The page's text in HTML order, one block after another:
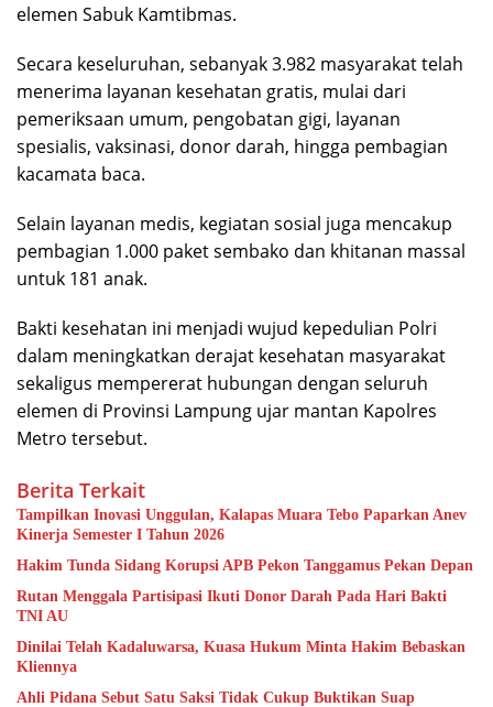
elemen Sabuk Kamtibmas.
Secara keseluruhan, sebanyak 3.982 masyarakat telah
menerima layanan kesehatan gratis, mulai dari
pemeriksaan umum, pengobatan gigi, layanan
spesialis, vaksinasi, donor darah, hingga pembagian
kacamata baca.
Selain layanan medis, kegiatan sosial juga mencakup
pembagian 1.000 paket sembako dan khitanan massal
untuk 181 anak.
Bakti kesehatan ini menjadi wujud kepedulian Polri
dalam meningkatkan derajat kesehatan masyarakat
sekaligus mempererat hubungan dengan seluruh
elemen di Provinsi Lampung ujar mantan Kapolres
Metro tersebut.
Berita Terkait
Tampilkan Inovasi Unggulan, Kalapas Muara Tebo Paparkan Anev
Kinerja Semester I Tahun 2026
Hakim Tunda Sidang Korupsi APB Pekon Tanggamus Pekan Depan
Rutan Menggala Partisipasi Ikuti Donor Darah Pada Hari Bakti
TNI AU
Dinilai Telah Kadaluwarsa, Kuasa Hukum Minta Hakim Bebaskan
Kliennya
Ahli Pidana Sebut Satu Saksi Tidak Cukup Buktikan Suap